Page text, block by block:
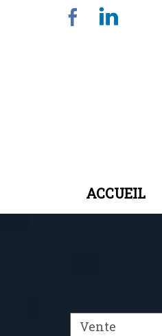
ACCUEIL
Vente